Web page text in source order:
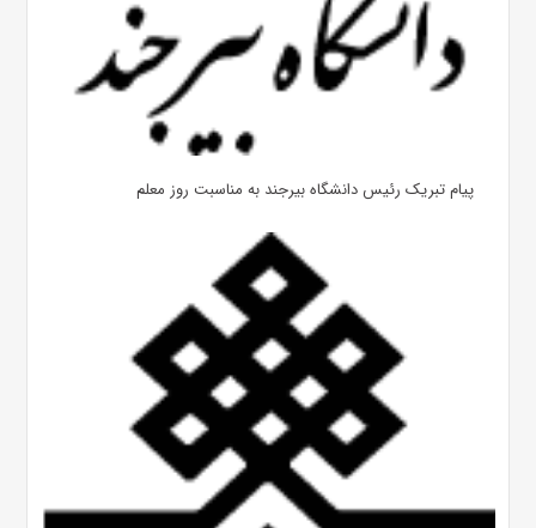
پیام تبریک رئیس دانشگاه بیرجند به مناسبت روز معلم